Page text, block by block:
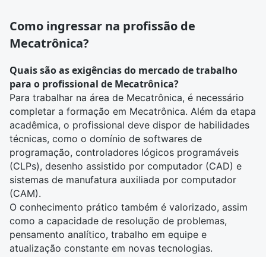
Como ingressar na profissão de
Mecatrônica?
Quais são as exigências do mercado de trabalho
para o profissional de Mecatrônica?
Para trabalhar na área de Mecatrônica, é necessário
completar a formação em Mecatrônica. Além da etapa
acadêmica, o profissional deve dispor de habilidades
técnicas, como o domínio de softwares de
programação, controladores lógicos programáveis
(CLPs), desenho assistido por computador (CAD) e
sistemas de manufatura auxiliada por computador
(CAM).
O conhecimento prático também é valorizado, assim
como a capacidade de resolução de problemas,
pensamento analítico, trabalho em equipe e
atualização constante em novas tecnologias.